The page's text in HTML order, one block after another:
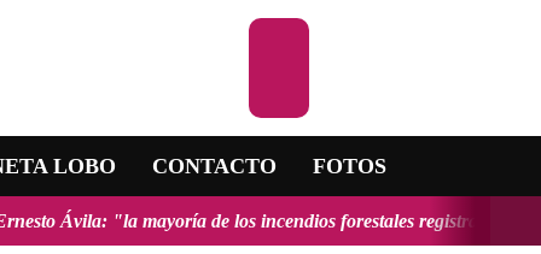
LOBO CONTACTO FOTOS
de los incendios forestales registrados en el país fueron